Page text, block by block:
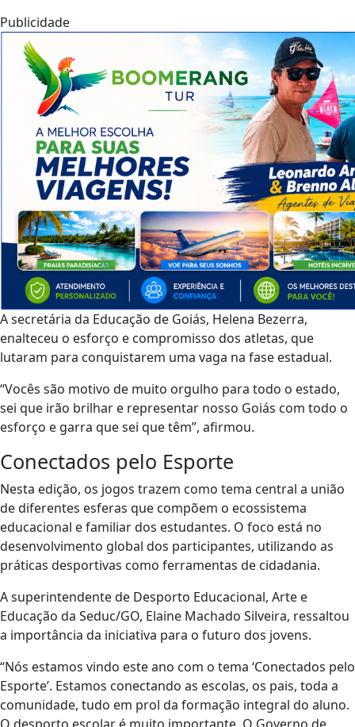
Publicidade
A secretária da Educação de Goiás, Helena Bezerra,
enalteceu o esforço e compromisso dos atletas, que
lutaram para conquistarem uma vaga na fase estadual.
“Vocês são motivo de muito orgulho para todo o estado,
sei que irão brilhar e representar nosso Goiás com todo o
esforço e garra que sei que têm”, afirmou.
Conectados pelo Esporte
Nesta edição, os jogos trazem como tema central a união
de diferentes esferas que compõem o ecossistema
educacional e familiar dos estudantes. O foco está no
desenvolvimento global dos participantes, utilizando as
práticas desportivas como ferramentas de cidadania.
A superintendente de Desporto Educacional, Arte e
Educação da Seduc/GO, Elaine Machado Silveira, ressaltou
a importância da iniciativa para o futuro dos jovens.
“Nós estamos vindo este ano com o tema ‘Conectados pelo
Esporte’. Estamos conectando as escolas, os pais, toda a
comunidade, tudo em prol da formação integral do aluno.